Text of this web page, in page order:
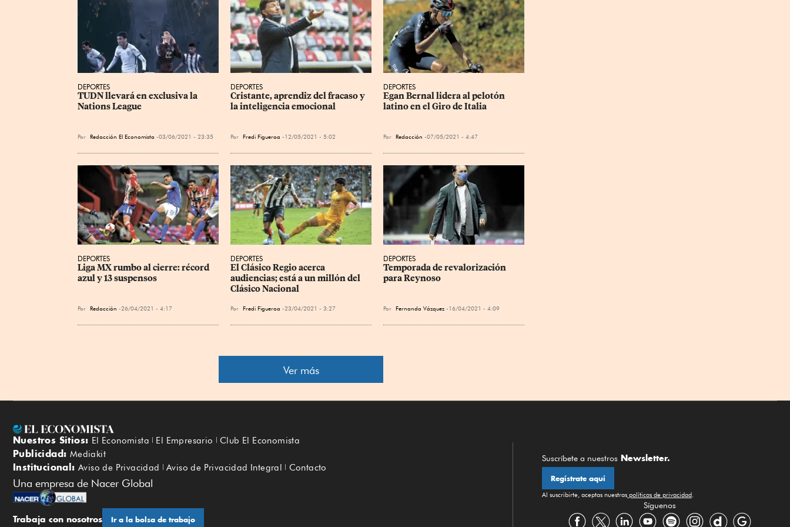
DEPORTES
TUDN llevará en exclusiva la
Nations League
Por Redacción El Economista 03/06/2021 - 23:35
DEPORTES
Cristante, aprendiz del fracaso y
la inteligencia emocional
Por Fredi Figueroa 12/05/2021 - 5:02
DEPORTES
Egan Bernal lidera al pelotón
latino en el Giro de Italia
Por Redacción 07/05/2021 - 4:47
DEPORTES
Liga MX rumbo al cierre: récord
azul y 13 suspensos
Por Redacción 26/04/2021 - 4:17
DEPORTES
El Clásico Regio acerca
audiencias; está a un millón del
Clásico Nacional
Por Fredi Figueroa 23/04/2021 - 3:27
DEPORTES
Temporada de revalorización
para Reynoso
Por Fernanda Vázquez 16/04/2021 - 4:09
Ver más
Nuestros Sitios: El Economista El Empresario Club El Economista
Publicidad: Mediakit
Institucional: Aviso de Privacidad Aviso de Privacidad Integral Contacto
Una empresa de Nacer Global
Trabaja con nosotros Ir a la bolsa de trabajo
Suscríbete a nuestros Newsletter.
Regístrate aquí
Al suscribirte, aceptas nuestras políticas de privacidad
Síguenos